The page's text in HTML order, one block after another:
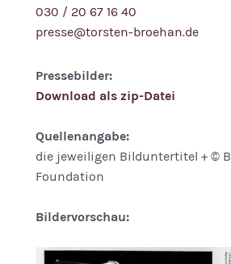
030 / 20 67 16 40
presse@torsten-broehan.de
Pressebilder:
Download als zip-Datei
Quellenangabe:
die jeweiligen Bilduntertitel + ©
Foundation
Bildervorschau: